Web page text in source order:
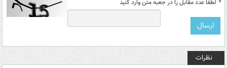
* لطفا عدد مقابل را در جعبه متن وارد کنید
نظرات